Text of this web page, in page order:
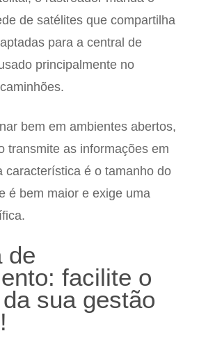
de satélites que compartilha
para a central de
principalmente no
bem em ambientes abertos,
transmite as informações em
característica é o tamanho do
é bem maior e exige uma
de
facilite o
sua gestão